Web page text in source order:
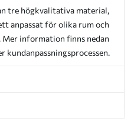
tre högkvalitativa material,
anpassat för olika rum och
Mer information finns nedan
kundanpassningsprocessen.